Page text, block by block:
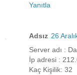
Yanıtla
Adsız 26
Server adı :
İp adresi :
Kaç Kişilik: 32